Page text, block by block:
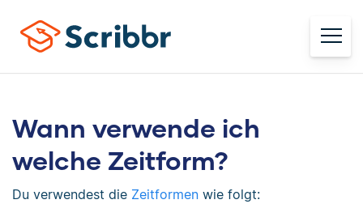
Wann verwende ich
welche Zeitform?
Du verwendest die Zeitformen wie folgt: